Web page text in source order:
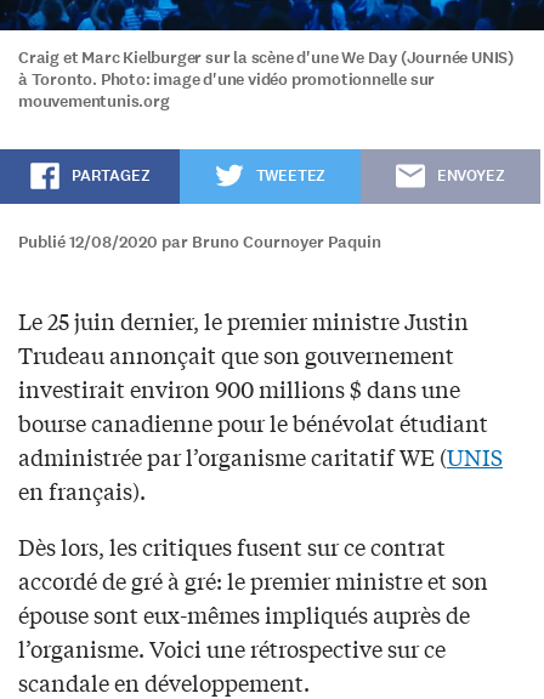
Craig et Marc Kielburger sur la scène d'une We Day (Journée UNIS)
à Toronto. Photo: image d'une vidéo promotionnelle sur
mouvementunis.org
PARTAGEZ TWEETEZ ENVOYEZ
Publié 12/08/2020 par Bruno Cournoyer Paquin
Le 25 juin dernier, le premier ministre Justin
Trudeau annonçait que son gouvernement
investirait environ 900 millions $ dans une
bourse canadienne pour le bénévolat étudiant
administrée par l’organisme caritatif WE (UNIS
en français).
Dès lors, les critiques fusent sur ce contrat
accordé de gré à gré: le premier ministre et son
épouse sont eux-mêmes impliqués auprès de
l’organisme. Voici une rétrospective sur ce
scandale en développement.